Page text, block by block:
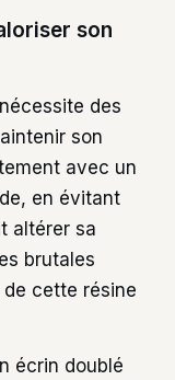
son
des
son
avec un
en évitant
altérer sa
brutales
cette résine
écrin doublé